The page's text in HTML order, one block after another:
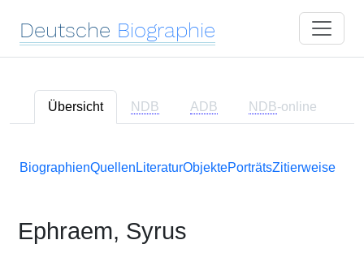
Deutsche Biographie
Übersicht NDB ADB NDB-online
BiographienQuellen LiteraturObjektePorträtsZitierweise
Ephraem, Syrus